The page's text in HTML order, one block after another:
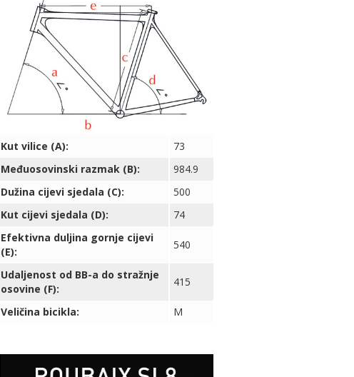
Kut vilice (A):
73
Međuosovinski razmak (B):
984.9
Dužina cijevi sjedala (C):
500
Kut cijevi sjedala (D):
74
Efektivna duljina gornje cijevi
(E):
540
Udaljenost od BB-a do stražnje
osovine (F):
415
Veličina bicikla: M